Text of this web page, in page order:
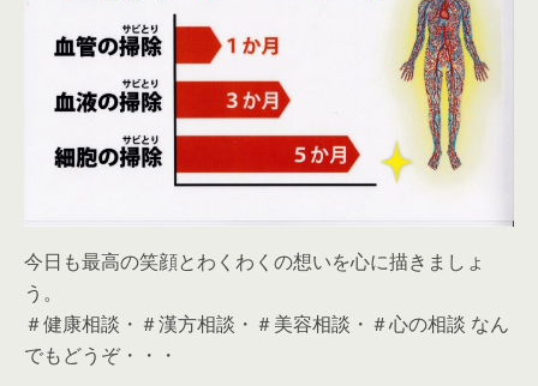
今日も最高の笑顔とわくわくの想いを心に描きましょ
う。
＃健康相談・＃漢方相談・＃美容相談・＃心の相談 なん
でもどうぞ・・・